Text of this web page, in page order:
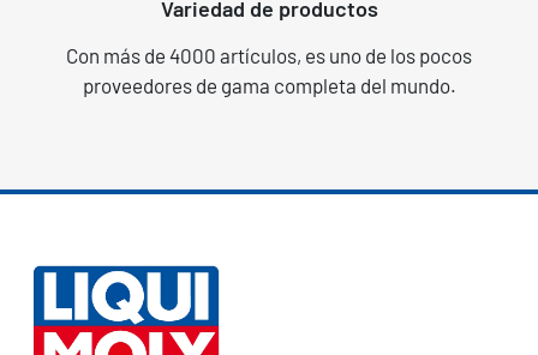
Variedad de productos
Con más de 4000 artículos, es uno de los pocos
proveedores de gama completa del mundo.